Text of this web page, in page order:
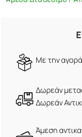
Mε την
Δωρεάν
Δωρεάν
Άμεση